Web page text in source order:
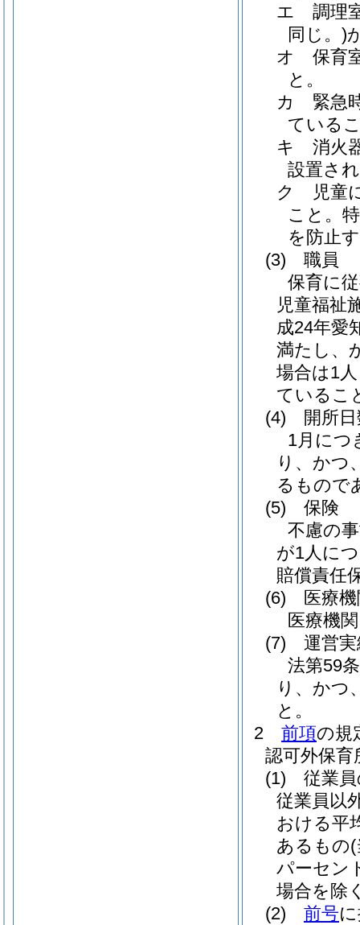
エ
調理
同じ。)
オ
保育
と。
カ
緊急
ている
キ
消火
設置さ
ク
児童
こと。
を防止
(3)
職員
保育に
児童福祉
成24年愛
満たし、
場合は1
ているこ
(4)
開所
1月につ
り、かつ
るもので
(5)
保険
不慮の
が1人に
賠償責任
(6)
医療
医療機
(7)
運営
法第59
り、かつ
と。
2
前項の規
認可外保
(1)
従業
従業員以
おける平
あるもの
パーセン
場合を除
(2)
前号